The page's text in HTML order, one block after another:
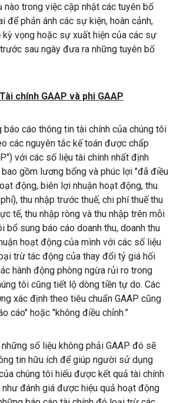
nào trong việc cập nhật các tuyên bố
để phản ánh các sự kiện, hoàn cảnh,
vọng hoặc sự xuất hiện của các sự
sau ngày đưa ra những tuyên bố
chính GAAP và phi GAAP
báo cáo thông tin tài chính của chúng tôi
các nguyên tắc kế toán được chấp
với các số liệu tài chính nhất định
bao gồm lương bổng và phúc lợi "đã điều
động, biên lợi nhuận hoạt động, thu
thu nhập trước thuế, chi phí thuế thu
tế, thu nhập ròng và thu nhập trên mỗi
bổ sung báo cáo doanh thu, doanh thu
hoạt động của mình với các số liệu
trừ tác động của thay đổi tỷ giá hối
hành động phòng ngừa rủi ro trong
tôi cũng tiết lộ dòng tiền tự do. Các
xác định theo tiêu chuẩn GAAP cũng
cáo" hoặc "không điều chỉnh.”
số liệu không phải GAAP đó sẽ
tin hữu ích để giúp người sử dụng
chúng tôi hiểu được kết quả tài chính
đánh giá được hiệu quả hoạt động